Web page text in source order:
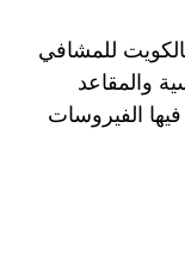
للمشافي
والمقاعد
الفيروسات